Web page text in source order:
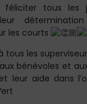
féliciter tous les
leur
les courts
tous les
aux bénévoles et
leur aide dans